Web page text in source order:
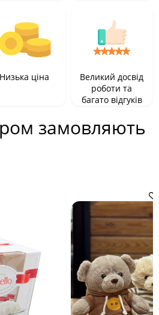
Низька ціна
Великий досвід
роботи та
багато відгуків
замовляють